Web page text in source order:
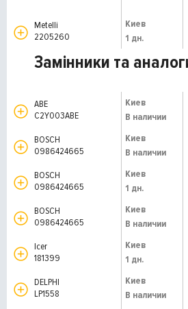
Metelli
2205260
Киев
1 дн.
Замінники та
ABE
C2Y003ABE
Киев
В наличии
BOSCH
0986424665
Киев
В наличии
BOSCH
0986424665
Киев
1 дн.
BOSCH
0986424665
Киев
В наличии
Icer
181399
Киев
1 дн.
DELPHI
LP1558
Киев
В наличии